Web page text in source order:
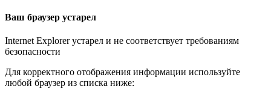
Ваш браузер устарел
Internet Explorer устарел и не соответствует требованиям
безопасности
Для корректного отображения информации используйте
любой браузер из списка ниже: